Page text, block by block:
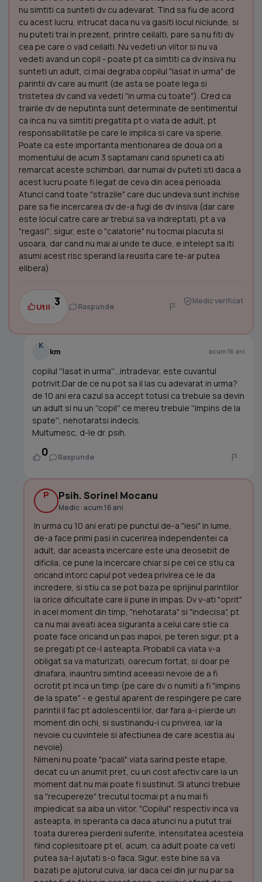
nu simtiti ca sunteti dv cu adevarat. Tind sa fiu de acord
cu acest lucru, intrucat daca nu va gasiti locul niciunde, si
nu puteti trai in prezent, printre ceilalti, pare sa nu fiti dv
cea pe care o vad ceilalti. Nu vedeti un viitor si nu va
vedeti avand un copil - poate pt ca simtiti ca dv insiva nu
sunteti un adult, ci mai degraba copilul "lasat in urma" de
parintii dv care au murit (de asta se poate lega si
tristetea dv cand va vedeti "in urma cu toate"). Cred ca
trairile dv de neputinta sunt determinate de sentimentul
ca inca nu va simtiti pregatita pt o viata de adult, pt
responsabilitatile pe care le implica si care va sperie.
Poate ca este importanta mentionarea de doua ori a
momentului de acum 3 saptamani cand spuneti ca ati
remarcat aceste schimbari, dar numai dv puteti sti daca a
acest lucru poate fi legat de ceva din acea perioada.
Atunci cand toate "strazile" care duc undeva sunt inchise
pare sa fie incercarea dv de-a fugi de dv insiva (dar care
este locul catre care ar trebui sa va indreptati, pt a va
"regasi"; sigur, este o "calatorie" nu tocmai placuta si
usoara, dar cand nu mai ai unde te duce, e intelept sa iti
asumi acest risc sperand la reusita care te-ar putea
elibera)
Util ·3 Raspunde
Medic verificat
K
km acum 16 ani
copilul ''lasat in urma''...intradevar, este cuvantul
potrivit.Dar de ce nu pot sa il las cu adevarat in urma?
de 10 ani era cazul sa accept totusi ca trebuie sa devin
un adult si nu un ''copil'' ce mereu trebuie ''impins de la
spate'', nehotaratsi indecis.
Multumesc, d-le dr. psih.
0 Raspunde
P Psih. Sorinel Mocanu
Medic · acum 16 ani
In urma cu 10 ani erati pe punctul de-a "iesi" in lume,
de-a face primi pasi in cucerirea independentei ca
adult, dar aceasta incercare este una deosebit de
dificila, ce pune la incercare chiar si pe cei ce stiu ca
oricand intorc capul pot vedea privirea ce le da
incredere, si stiu ca se pot baza pe sprijinul parintilor
la orice dificultate care ii pune in impas. Dv v-ati "oprit"
in acel moment din timp, "nehotarata" si "indecisa", pt
ca nu mai aveati acea siguranta a celui care stie ca
poate face oricand un pas inapoi, pe teren sigur, pt a
se pregati pt ce-l asteapta. Probabil ca viata v-a
obligat sa va maturizati, oarecum fortat, si doar pe
dinafara, inauntru simtind aceeasi nevoie de a fi
ocrotit pt inca un timp (pe care dv o numiti a fi "impins
de la spate" - e gestul aparent de respingere pe care
parintii il fac pt adolescentii lor, dar fara a-i pierde un
moment din ochi, si sustinandu-i cu privirea, iar la
nevoie cu cuvintele si afectiunea de care acestia au
nevoie).
Nimeni nu poate "pacali" viata sarind peste etape,
decat cu un anumit pret, cu un cost afectiv care la un
moment dat nu mai poate fi sustinut. Si atunci trebuie
sa "recupereze" trecutul tocmai pt a nu mai fi
impiedicat sa aiba un viitor. "Copilul" respectiv inca va
asteapta, in speranta ca daca atunci nu a putut trai
toata durerea pierderii suferite, intensitatea acesteia
fiind coplesitoare pt el, acum, ca adult poate ca veti
putea sa-l ajutati s-o faca. Sigur, este bine sa va
bazati pe ajutorul cuiva, iar daca cei din jur nu par sa